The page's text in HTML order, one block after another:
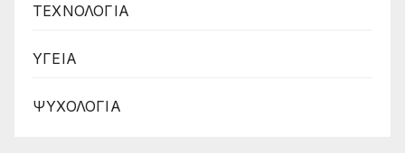
ΤΕΧΝΟΛΟΓΙΑ
ΥΓΕΙΑ
ΨΥΧΟΛΟΓΙΑ